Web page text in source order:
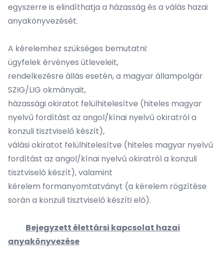
egyszerre is elindíthatja a házasság és a válás hazai
anyakönyvezését.
A kérelemhez szükséges bemutatni:
ügyfelek érvényes útleveleit,
rendelkezésre állás esetén, a magyar állampolgár
SZIG/LIG okmányait,
házassági okiratot felülhitelesítve (hiteles magyar
nyelvű fordítást az angol/kínai nyelvű okiratról a
konzuli tisztviselő készít),
válási okiratot felülhitelesítve (hiteles magyar nyelvű
fordítást az angol/kínai nyelvű okiratról a konzuli
tisztviselő készít), valamint
kérelem formanyomtatványt (a kérelem rögzítése
során a konzuli tisztviselő készíti elő).
Bejegyzett élettársi kapcsolat hazai
anyakönyvezése